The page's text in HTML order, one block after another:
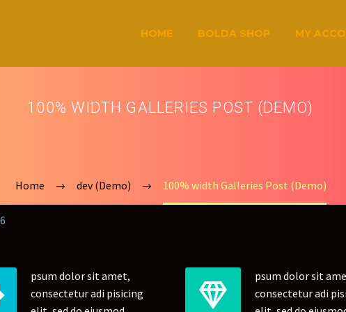
HOME BOLDA SHOP MY
100% WIDTH GALLERIES POST (DEMO)
Home dev (Demo) 100% width Galleries Post (Demo)
psum dolor sit amet,
consectetur adi pisicing


psum dolor sit
consectetur adi